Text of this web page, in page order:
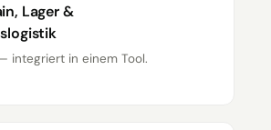
Lager &
integriert in einem Tool.